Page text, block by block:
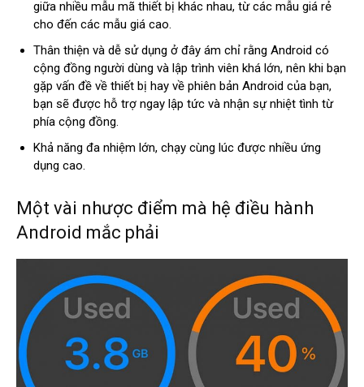
giữa nhiều mẫu mã thiết bị khác nhau, từ các mẫu giá rẻ
cho đến các mẫu giá cao.
Thân thiện và dễ sử dụng ở đây ám chỉ rằng Android có
cộng đồng người dùng và lập trình viên khá lớn, nên khi bạn
gặp vấn đề về thiết bị hay về phiên bản Android của bạn,
bạn sẽ được hỗ trợ ngay lập tức và nhận sự nhiệt tình từ
phía cộng đồng.
Khả năng đa nhiệm lớn, chạy cùng lúc được nhiều ứng
dụng cao.
Một vài nhược điểm mà hệ điều hành
Android mắc phải